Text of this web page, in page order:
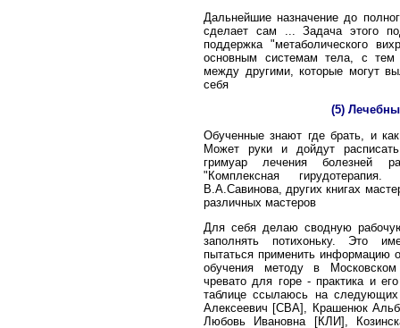
Дальнейшие назначение до
сделает сам ... Задача этого
поддержка "метаболического
основным системам тела, с тем
между другими, которые могут
себя
(5)
Обученные знают где брать, и
Может руки и дойдут
гримуар лечения болезней
"Комплексная
В.А.Савинова, других книгах
различных мастеров
Для себя делаю сводную
заполнять потихоньку. Это
пытаться применить информацию
обучения методу в Московском
чревато для горе - практика и
таблице ссылаюсь на
Алексеевич [СВА], Крашенюк
Любовь Ивановна [КЛИ],